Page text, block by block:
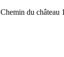
du château